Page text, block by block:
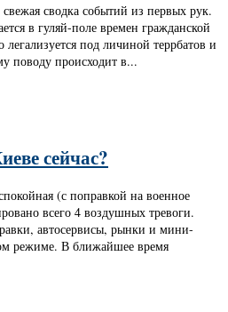
сводка событий из первых рук.
в гуляй-поле времен гражданской
под личиной террбатов и
поводу происходит в...
сейчас?
(с поправкой на военное
всего 4 воздушных тревоги.
автосервисы, рынки и мини-
режиме. В ближайшее время